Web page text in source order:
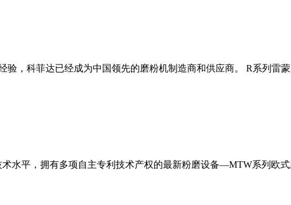
验，科菲达已经成为中国领先的磨粉机制造商和供应商。 R系列雷
水平，拥有多项自主专利技术产权的最新粉磨设备—MTW系列欧